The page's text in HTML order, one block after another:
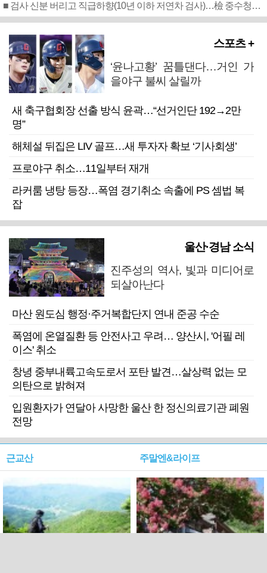
■ 검사 신분 버리고 직급하향(10년 이하 저연차 검사)…檢 중수청행 기피
스포츠 +
‘윤나고황’ 꿈틀댄다…거인 가
을야구 불씨 살릴까
새 축구협회장 선출 방식 윤곽…“선거인단 192→2만
명”
해체설 뒤집은 LIV 골프…새 투자자 확보 ‘기사회생’
프로야구 취소…11일부터 재개
라커룸 냉탕 등장…폭염 경기취소 속출에 PS 셈법 복
잡
울산·경남 소식
진주성의 역사, 빛과 미디어로
되살아난다
마산 원도심 행정·주거복합단지 연내 준공 수순
폭염에 온열질환 등 안전사고 우려… 양산시, '어필 레
이스' 취소
창녕 중부내륙고속도로서 포탄 발견…살상력 없는 모
의탄으로 밝혀져
입원환자가 연달아 사망한 울산 한 정신의료기관 폐원
전망
근교산 주말엔&라이프